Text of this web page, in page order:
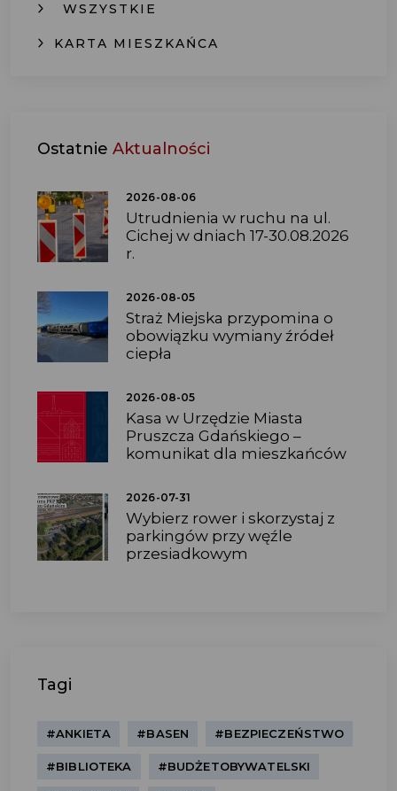
WSZYSTKIE
KARTA MIESZKAŃCA
Ostatnie Aktualności
2026-08-06
Utrudnienia w ruchu na ul.
Cichej w dniach 17-30.08.2026
r.
2026-08-05
Straż Miejska przypomina o
obowiązku wymiany źródeł
ciepła
2026-08-05
Kasa w Urzędzie Miasta
Pruszcza Gdańskiego –
komunikat dla mieszkańców
2026-07-31
Wybierz rower i skorzystaj z
parkingów przy węźle
przesiadkowym
Tagi
#ANKIETA #BASEN #BEZPIECZEŃSTWO
#BIBLIOTEKA #BUDŻETOBYWATELSKI